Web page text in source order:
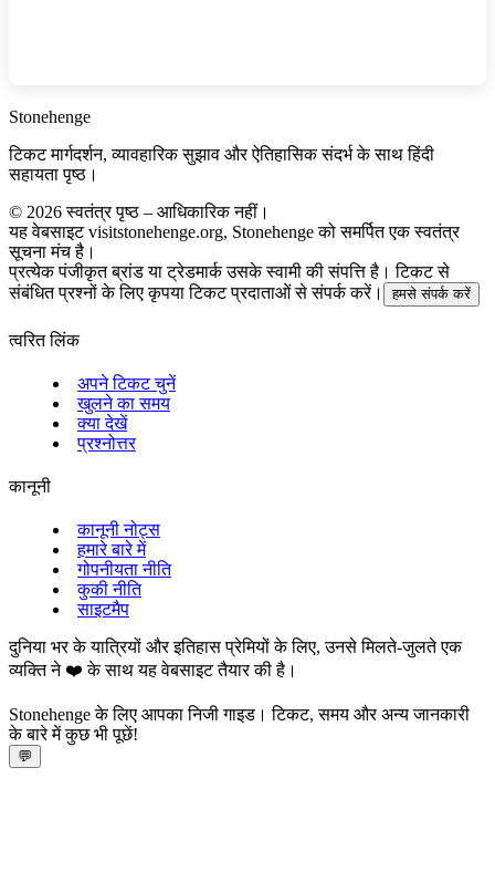
Stonehenge
टिकट मार्गदर्शन, व्यावहारिक सुझाव और ऐतिहासिक संदर्भ के साथ हिंदी
सहायता पृष्ठ।
© 2026 स्वतंत्र पृष्ठ – आधिकारिक नहीं।
यह वेबसाइट visitstonehenge.org, Stonehenge को समर्पित एक स्वतंत्र
सूचना मंच है।
प्रत्येक पंजीकृत ब्रांड या ट्रेडमार्क उसके स्वामी की संपत्ति है। टिकट से
संबंधित प्रश्नों के लिए कृपया टिकट प्रदाताओं से संपर्क करें।
हमसे संपर्क करें
त्वरित लिंक
अपने टिकट चुनें
खुलने का समय
क्या देखें
प्रश्नोत्तर
कानूनी
कानूनी नोट्स
हमारे बारे में
गोपनीयता नीति
कुकी नीति
साइटमैप
दुनिया भर के यात्रियों और इतिहास प्रेमियों के लिए, उनसे मिलते-जुलते एक
व्यक्ति ने ❤️ के साथ यह वेबसाइट तैयार की है।
Stonehenge के लिए आपका निजी गाइड। टिकट, समय और अन्य जानकारी
के बारे में कुछ भी पूछें!
💬